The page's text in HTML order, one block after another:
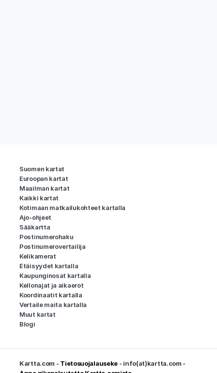
Suomen kartat
Euroopan kartat
Maailman kartat
Kaikki kartat
Kotimaan matkailukohteet kartalla
Ajo-ohjeet
Sääkartta
Postinumerohaku
Postinumerovertailija
Kelikamerat
Etäisyydet kartalla
Kaupunginosat kartalla
Kellonajat ja aikaerot
Koordinaatit kartalla
Vertaile maita kartalla
Muut kartat
Blogi
Kartta.com - Tietosuojalauseke - info(at)kartta.com -